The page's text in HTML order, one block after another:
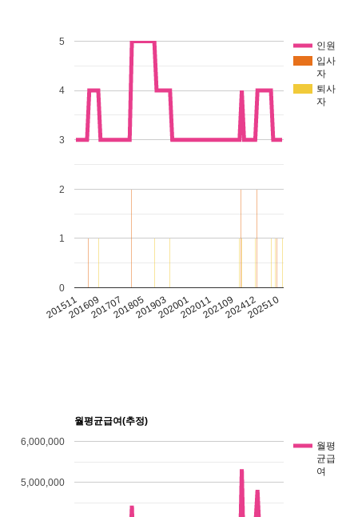
인원
입사
자
퇴사
자
201511201609201707201805201903202001202011202109202412202510
0
1
2
3
4
5
월평균급여(추정)
월평
균급
여
5,000,000
6,000,000